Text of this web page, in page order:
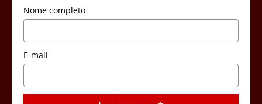
Nome completo
E-mail